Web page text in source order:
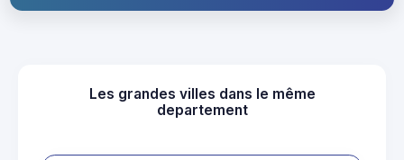
Les grandes villes dans le même
departement